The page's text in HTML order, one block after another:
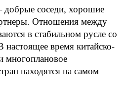
добрые соседи, хорошие
Отношения между
в стабильном русле со
настоящее время китайско-
многоплановое
находятся на самом